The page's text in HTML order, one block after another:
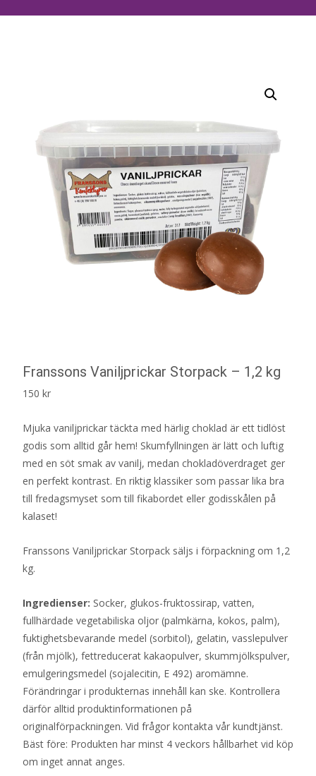
Franssons Vaniljprickar Storpack – 1,2 kg
150 kr
Mjuka vaniljprickar täckta med härlig choklad är ett tidlöst
godis som alltid går hem! Skumfyllningen är lätt och luftig
med en söt smak av vanilj, medan chokladöverdraget ger
en perfekt kontrast. En riktig klassiker som passar lika bra
till fredagsmyset som till fikabordet eller godisskålen på
kalaset!
Franssons Vaniljprickar Storpack säljs i förpackning om 1,2
kg.
Ingredienser: Socker, glukos-fruktossirap, vatten,
fullhärdade vegetabiliska oljor (palmkärna, kokos, palm),
fuktighetsbevarande medel (sorbitol), gelatin, vasslepulver
(från mjölk), fettreducerat kakaopulver, skummjölkspulver,
emulgeringsmedel (sojalecitin, E 492) aromämne.
Förändringar i produkternas innehåll kan ske. Kontrollera
därför alltid produktinformationen på
originalförpackningen. Vid frågor kontakta vår kundtjänst.
Bäst före: Produkten har minst 4 veckors hållbarhet vid köp
om inget annat anges.